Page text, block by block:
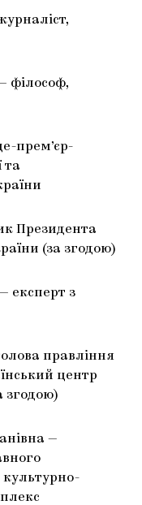
філософ,
прем’єр-
та
Президента
(за згодою)
експерт з
правління
центр
згодою)
—
культурно-